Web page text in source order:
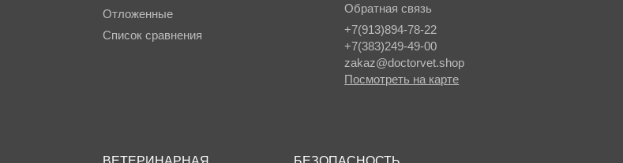
Отложенные
Список сравнения
Обратная связь
+7(913)894-78-22
+7(383)249-49-00
zakaz@doctorvet.shop
Посмотреть на карте